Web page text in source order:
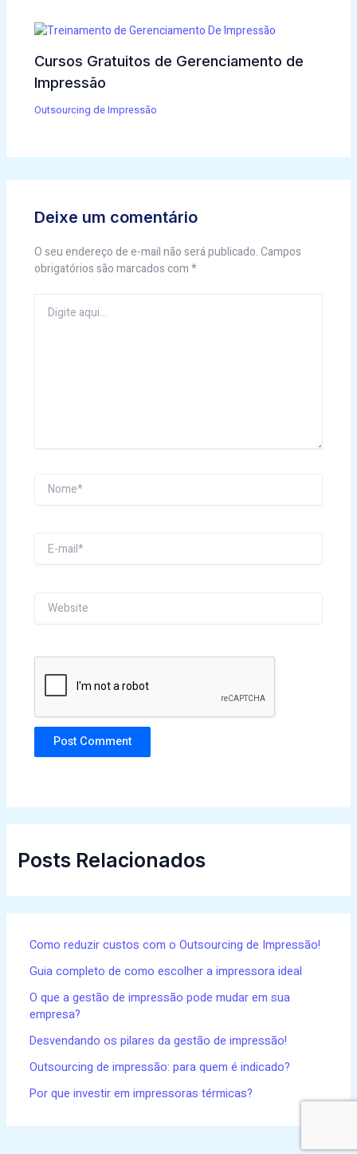
Cursos Gratuitos de Gerenciamento de
Impressão
Outsourcing de Impressão
Deixe um comentário
O seu endereço de e-mail não será publicado.Campos
obrigatórios são marcados com*
Digite
Nome*
Website
Posts Relacionados
Como reduzir custos com o Outsourcing de Impressão!
Guia completo de como escolher a impressora ideal
O que a gestão de impressão pode mudar em sua
empresa?
Desvendando os pilares da gestão de impressão!
Outsourcing de impressão: para quem é indicado?
Por que investir em impressoras térmicas?